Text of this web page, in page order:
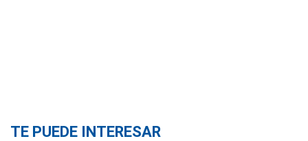
TE PUEDE INTERESAR